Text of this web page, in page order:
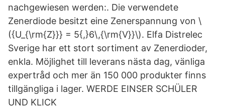
nachgewiesen werden:. Die verwendete
Zenerdiode besitzt eine Zenerspannung von \
({U_{\rm{Z}}} = 5{,}6\,{\rm{V}}\). Elfa Distrelec
Sverige har ett stort sortiment av Zenerdioder,
enkla. Möjlighet till leverans nästa dag, vänliga
expertråd och mer än 150 000 produkter finns
tillgängliga i lager. WERDE EINSER SCHÜLER
UND KLICK